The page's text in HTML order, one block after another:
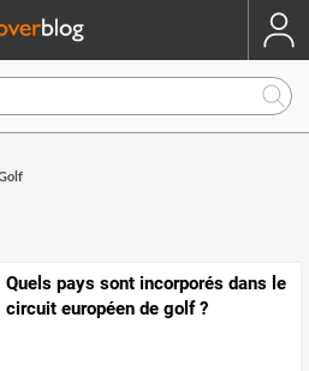
Quels pays sont incorporés dans le
circuit européen de golf ?